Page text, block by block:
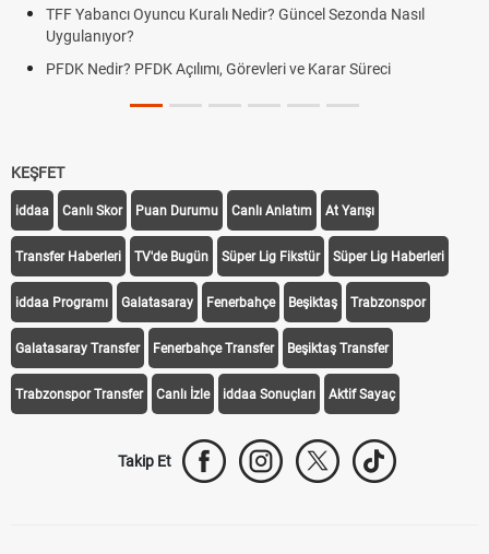
TFF Yabancı Oyuncu Kuralı Nedir? Güncel Sezonda Nasıl
Uygulanıyor?
PFDK Nedir? PFDK Açılımı, Görevleri ve Karar Süreci
KEŞFET
iddaa Canlı Skor Puan Durumu Canlı Anlatım At Yarışı
Transfer Haberleri TV'de Bugün Süper Lig Fikstür Süper Lig Haberleri
iddaa Programı Galatasaray Fenerbahçe Beşiktaş Trabzonspor
Galatasaray Transfer Fenerbahçe Transfer Beşiktaş Transfer
Trabzonspor Transfer Canlı İzle iddaa Sonuçları Aktif Sayaç
Takip Et